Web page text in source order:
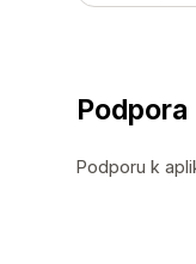
Podpora
Podporu k